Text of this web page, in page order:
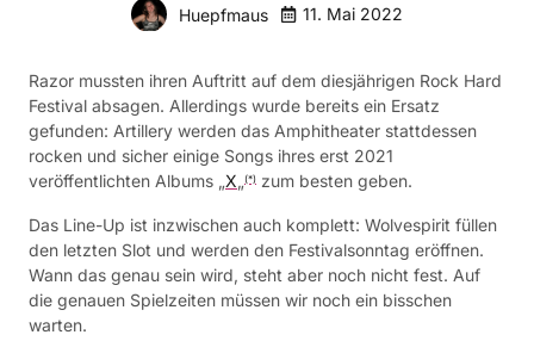
Huepfmaus 11. Mai 2022
Razor mussten ihren Auftritt auf dem diesjährigen Rock Hard
Festival absagen. Allerdings wurde bereits ein Ersatz
gefunden: Artillery werden das Amphitheater stattdessen
rocken und sicher einige Songs ihres erst 2021
veröffentlichten Albums „X„ (*) zum besten geben.
Das Line-Up ist inzwischen auch komplett: Wolvespirit füllen
den letzten Slot und werden den Festivalsonntag eröffnen.
Wann das genau sein wird, steht aber noch nicht fest. Auf
die genauen Spielzeiten müssen wir noch ein bisschen
warten.